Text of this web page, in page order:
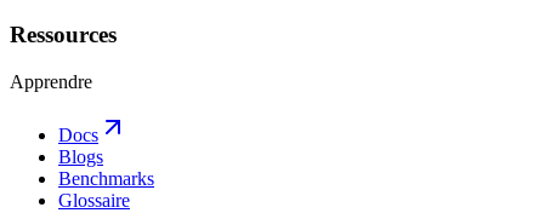
Ressources
Apprendre
Docs
Blogs
Benchmarks
Glossaire